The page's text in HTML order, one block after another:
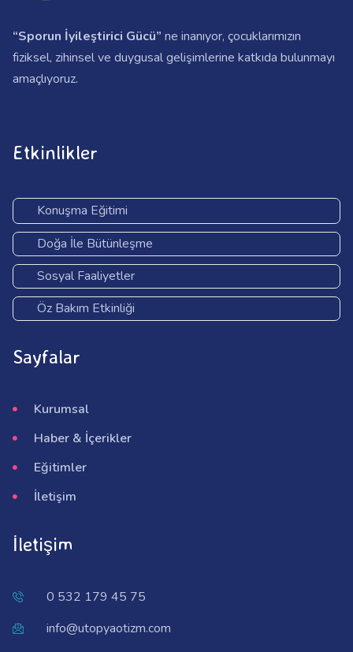
“Sporun İyileştirici Gücü” ne inanıyor, çocuklarımızın
fiziksel, zihinsel ve duygusal gelişimlerine katkıda bulunmayı
amaçlıyoruz.
Etkinlikler
Konuşma Eğitimi
Doğa İle Bütünleşme
Sosyal Faaliyetler
Öz Bakım Etkinliği
Sayfalar
Kurumsal
Haber & İçerikler
Eğitimler
İletişim
İletişim
0 532 179 45 75
info@utopyaotizm.com